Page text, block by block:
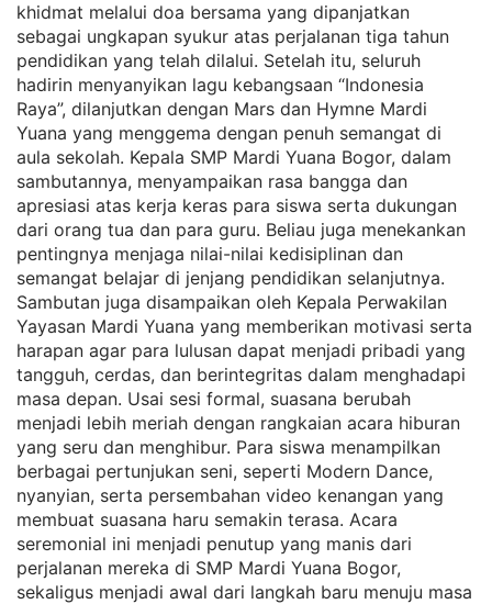
khidmat melalui doa bersama yang dipanjatkan
sebagai ungkapan syukur atas perjalanan tiga tahun
pendidikan yang telah dilalui. Setelah itu, seluruh
hadirin menyanyikan lagu kebangsaan “Indonesia
Raya”, dilanjutkan dengan Mars dan Hymne Mardi
Yuana yang menggema dengan penuh semangat di
aula sekolah. Kepala SMP Mardi Yuana Bogor, dalam
sambutannya, menyampaikan rasa bangga dan
apresiasi atas kerja keras para siswa serta dukungan
dari orang tua dan para guru. Beliau juga menekankan
pentingnya menjaga nilai-nilai kedisiplinan dan
semangat belajar di jenjang pendidikan selanjutnya.
Sambutan juga disampaikan oleh Kepala Perwakilan
Yayasan Mardi Yuana yang memberikan motivasi serta
harapan agar para lulusan dapat menjadi pribadi yang
tangguh, cerdas, dan berintegritas dalam menghadapi
masa depan. Usai sesi formal, suasana berubah
menjadi lebih meriah dengan rangkaian acara hiburan
yang seru dan menghibur. Para siswa menampilkan
berbagai pertunjukan seni, seperti Modern Dance,
nyanyian, serta persembahan video kenangan yang
membuat suasana haru semakin terasa. Acara
seremonial ini menjadi penutup yang manis dari
perjalanan mereka di SMP Mardi Yuana Bogor,
sekaligus menjadi awal dari langkah baru menuju masa